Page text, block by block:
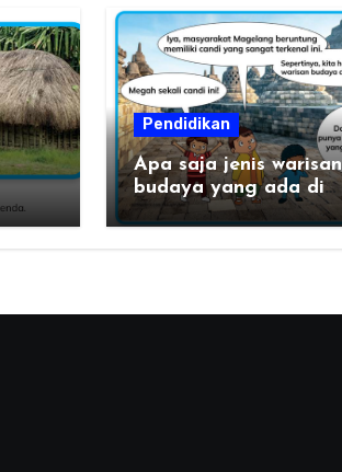
Pendidikan
Apa saja jenis warisan
budaya yang ada di
daerahku?